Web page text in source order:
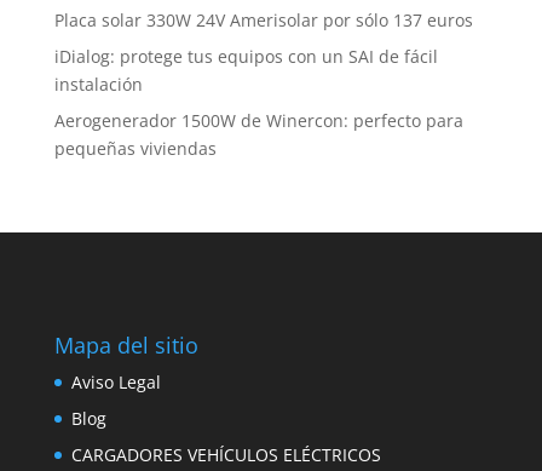
Placa solar 330W 24V Amerisolar por sólo 137 euros
iDialog: protege tus equipos con un SAI de fácil
instalación
Aerogenerador 1500W de Winercon: perfecto para
pequeñas viviendas
Mapa del sitio
Aviso Legal
Blog
CARGADORES VEHÍCULOS ELÉCTRICOS